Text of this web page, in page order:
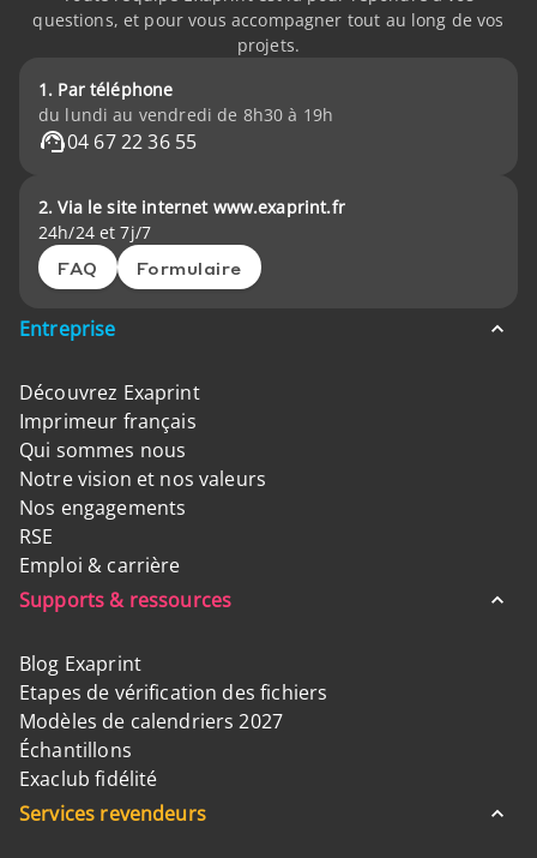
questions, et pour vous accompagner tout au long de vos
projets.
1. Par téléphone
du lundi au vendredi de 8h30 à 19h
04 67 22 36 55
2. Via le site internet www.exaprint.fr
24h/24 et 7j/7
FAQ Formulaire
Entreprise
Découvrez Exaprint
Imprimeur français
Qui sommes nous
Notre vision et nos valeurs
Nos engagements
RSE
Emploi & carrière
Supports & ressources
Blog Exaprint
Etapes de vérification des fichiers
Modèles de calendriers 2027
Échantillons
Exaclub fidélité
Services revendeurs